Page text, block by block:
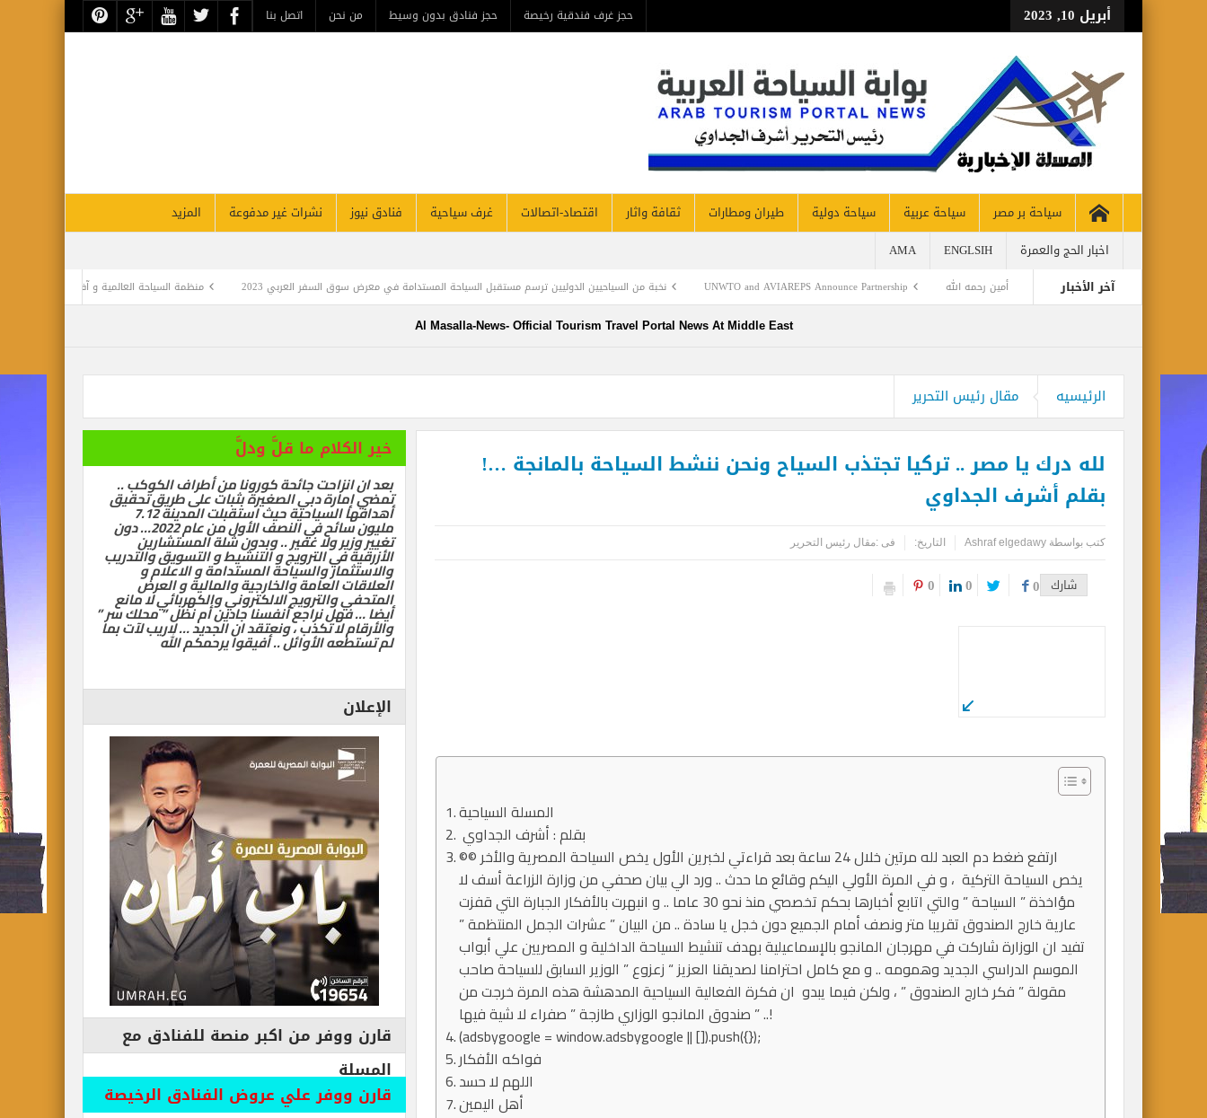
أبريل 10, 2023 حجز غرف فندقية رخيصة حجز فنادق بدون وسيط من نحن اتصل بنا
سياحة بر مصر سياحة عربية سياحة دولية طيران ومطارات ثقافة واثار اقتصاد-اتصالات غرف سياحية فنادق نيوز نشرات غير مدفوعة
المزيد
اخبار الحج والعمرة
ENGLSIH
AMA
آخر الأخبار
أمين … لواء محمود أحمد أمين رحمه الله UNWTO and AVIAREPS Announce Partnership نخبة من السياحيين الدوليين ترسم مستقبل السياحة المستدامة في معرض سوق السفر العربي 2023
منظمة السياحة العالمية و آفياريبس تعلنان عن شراكة لدعم
Al Masalla-News- Official Tourism Travel Portal News At Middle East
الرئيسيه مقال رئيس التحرير
لله درك يا مصر .. تركيا تجتذب السياح ونحن ننشط السياحة بالمانجة …!
بقلم أشرف الجداوي
كتب بواسطة Ashraf elgedawy التاريخ: فى :مقال رئيس التحرير
شارك 0
0
0
المسلة السياحية
بقلم : أشرف الجداوي
©© ارتفع ضغط دم العبد لله مرتين خلال 24 ساعة بعد قراءتي لخبرين الأول يخص السياحة المصرية والأخر
يخص السياحة التركية ، و في المرة الأولي اليكم وقائع ما حدث .. ورد الي بيان صحفي من وزارة الزراعة أسف لا
مؤاخذة ” السياحة ” والتي اتابع أخبارها بحكم تخصصي منذ نحو 30 عاما .. و انبهرت بالأفكار الجبارة التي قفزت
عارية خارج الصندوق تقريبا متر ونصف أمام الجميع دون خجل يا سادة .. من البيان ” عشرات الجمل المنتظمة ”
تفيد ان الوزارة شاركت في مهرجان المانجو بالإسماعيلية بهدف تنشيط السياحة الداخلية و المصريين علي أبواب
الموسم الدراسي الجديد وهمومه .. و مع كامل احترامنا لصديقنا العزيز “ زعزوع ” الوزير السابق للسياحة صاحب
مقولة ” فكر خارج الصندوق ” ، ولكن فيما يبدو ان فكرة الفعالية السياحية المدهشة هذه المرة خرجت من
صندوق المانجو الوزاري طازجة ” صفراء لا شية فيها ” ..!
(adsbygoogle = window.adsbygoogle || []).push({});
فواكه الأفكار
أهل اليمين
خير الكلام ما قلَّ ودلَّ
بعد ان انزاحت جائحة كورونا من أطراف الكوكب ..
تمضي إمارة دبي الصغيرة بثبات على طريق تحقيق
أهدافها السياحية حيث استقبلت المدينة 7.12
مليون سائح في النصف الأول من عام 2022… دون
تغيير وزير ولا غفير .. وبدون شلة المستشارين
الأزرقية في الترويج و التنشيط و التسويق والتدريب
والاستثمار والسياحة المستدامة و الاعلام و
العلاقات العامة والخارجية والمالية و العرض
المتحفي والترويج الالكتروني والكهربائي لا مانع
أيضا … فهل نراجع أنفسنا جادين أم نظل ” محلك سر ”
والأرقام لا تكذب ، ونعتقد ان الجديد … لاريب لآت بما
لم تستطعه الأوائل .. أفيقوا يرحمكم الله
الإعلان
قارن ووفر من اكبر منصة للفنادق مع
المسلة
قارن ووفر علي عروض الفنادق الرخيصة